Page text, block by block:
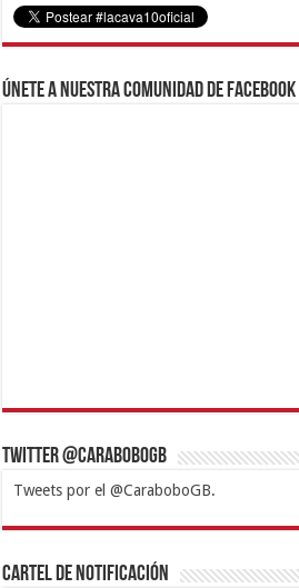
Únete a nuestra comunidad de Facebook
Twitter @CaraboboGB
Tweets por el @CaraboboGB.
1xbetBetturkeyBetistKralbetSupertotobet
https://mvbcasino.com/
Cartel de Notificación